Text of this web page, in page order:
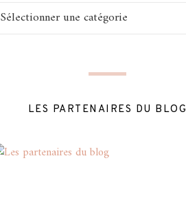
Catégories
LES PARTENAIRES DU BLOG